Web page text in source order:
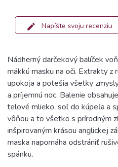
Napíšte svoju recenziu
Nádherný darčekový balíček
mäkkú masku na oči. Extrakty z
upokoja a potešia všetky
a príjemnú noc. Balenie
telové mlieko, soľ do kúpeľa a
vôňou a to všetko s prírodným
inšpirovaným krásou anglickej
maska napomáha odstrániť
spánku.